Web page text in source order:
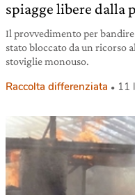
spiagge libere dalla
Il provvedimento per
stato bloccato da un ricorso
stoviglie monouso.
Raccolta differenziata 11